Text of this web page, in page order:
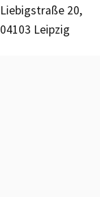
Liebigstraße 20,
04103 Leipzig